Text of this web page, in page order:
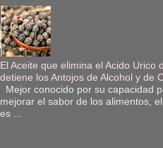
El Aceite que elimina el Acido Urico
detiene los Antojos de Alcohol y de
Mejor conocido por su capacidad
mejorar el sabor de los alimentos,
es ...